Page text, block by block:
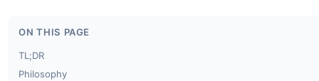
ON THIS PAGE
TL;DR
Philosophy